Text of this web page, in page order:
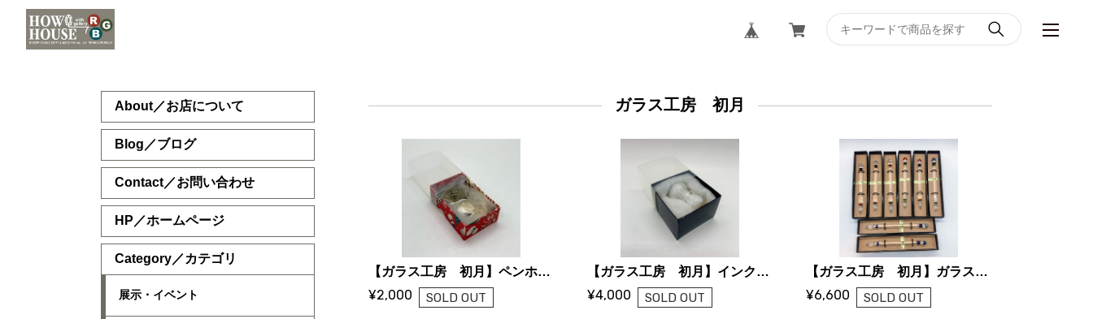
About／お店について
Blog／ブログ
Contact／お問い合わせ
HP／ホームページ
Category／カテゴリ
展示・イベント
ガラス工房 初月
【ガラス工房 初月】ペンホルダー
¥2,000 SOLD OUT
【ガラス工房 初月】インク壺 （キノコ)
¥4,000 SOLD OUT
【ガラス工房 初月】ガラスペン
¥6,600 SOLD OUT